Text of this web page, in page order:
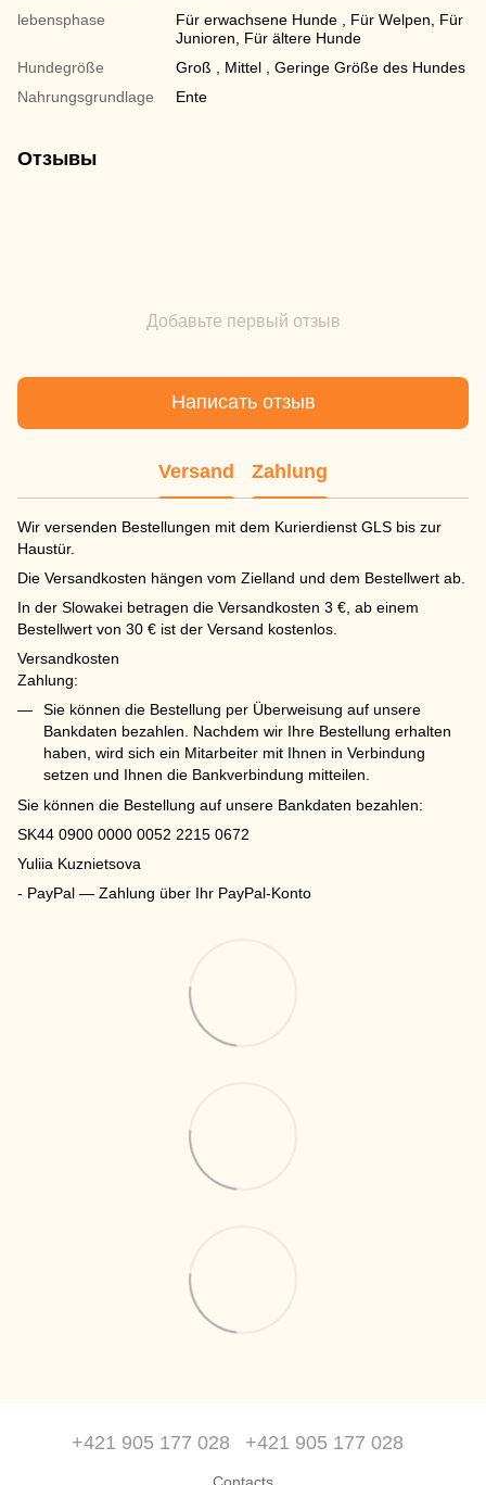
lebensphase
Für erwachsene Hunde , Für Welpen, Für
Junioren, Für ältere Hunde
Hundegröße
Groß , Mittel , Geringe Größe des Hundes
Nahrungsgrundlage
Ente
Отзывы
Добавьте первый отзыв
Написать отзыв
Versand Zahlung
Wir versenden Bestellungen mit dem Kurierdienst GLS bis zur
Haustür.
Die Versandkosten hängen vom Zielland und dem Bestellwert ab.
In der Slowakei betragen die Versandkosten 3 €, ab einem
Bestellwert von 30 € ist der Versand kostenlos.
Versandkosten
Zahlung:
Sie können die Bestellung per Überweisung auf unsere
Bankdaten bezahlen. Nachdem wir Ihre Bestellung erhalten
haben, wird sich ein Mitarbeiter mit Ihnen in Verbindung
setzen und Ihnen die Bankverbindung mitteilen.
Sie können die Bestellung auf unsere Bankdaten bezahlen:
SK44 0900 0000 0052 2215 0672
Yuliia Kuznietsova
- PayPal — Zahlung über Ihr PayPal-Konto
+421 905 177 028 +421 905 177 028